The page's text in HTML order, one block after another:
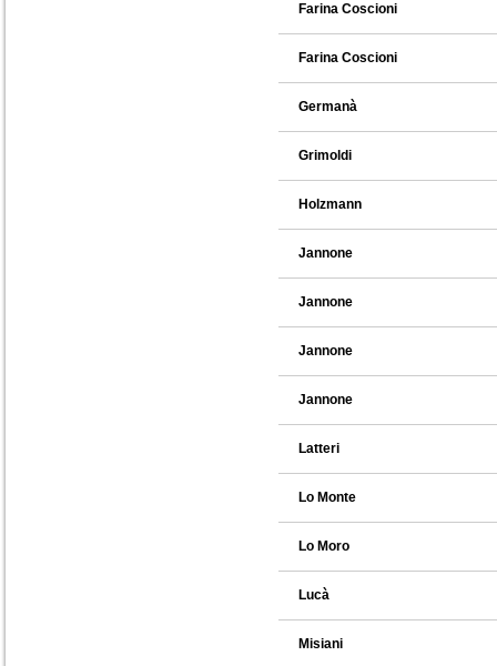
Farina Coscioni
Farina Coscioni
Germanà
Grimoldi
Holzmann
Jannone
Jannone
Jannone
Jannone
Latteri
Lo Monte
Lo Moro
Lucà
Misiani